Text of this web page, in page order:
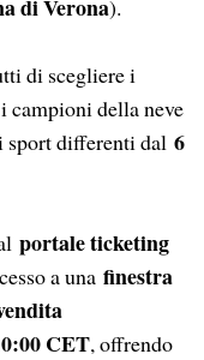
di Verona).
di scegliere i
campioni della neve
sport differenti dal 6
portale ticketing
a una finestra
CET, offrendo